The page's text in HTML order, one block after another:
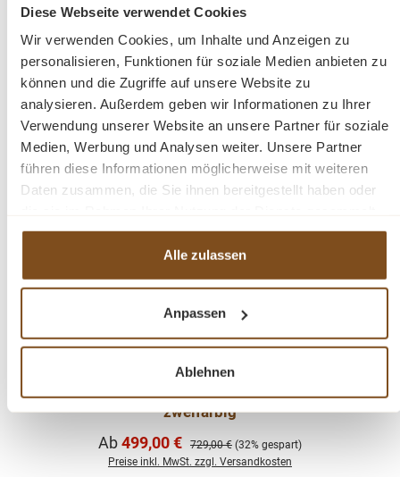
Diese Webseite verwendet Cookies
Wir verwenden Cookies, um Inhalte und Anzeigen zu
personalisieren, Funktionen für soziale Medien anbieten zu
können und die Zugriffe auf unsere Website zu
analysieren. Außerdem geben wir Informationen zu Ihrer
Verwendung unserer Website an unsere Partner für soziale
Medien, Werbung und Analysen weiter. Unsere Partner
führen diese Informationen möglicherweise mit weiteren
Daten zusammen, die Sie ihnen bereitgestellt haben oder
haben.
Alle zulassen
Anpassen
Ablehnen
Details
Rabatt
-32%
Kommode Landhaus mit 8 Schubladen Anrichte
zweifarbig
Verkaufspreis:
Ab499,00 € Regulärer Preis:
729,00 € (32% gespart)
Preise inkl. MwSt. zzgl. Versandkosten